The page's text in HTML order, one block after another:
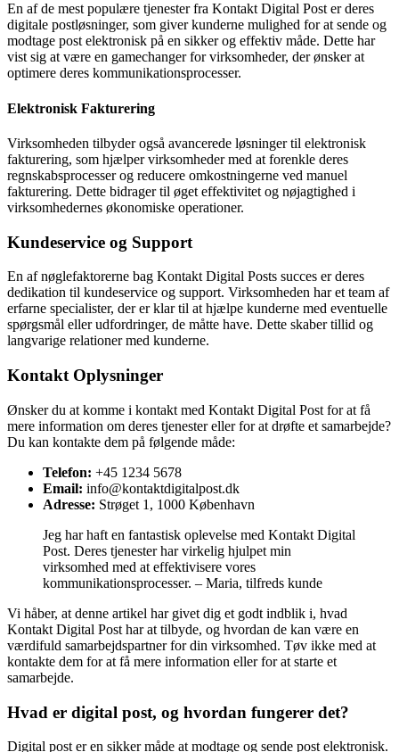
En af de mest populære tjenester fra Kontakt Digital Post er deres
digitale postløsninger, som giver kunderne mulighed for at sende og
modtage post elektronisk på en sikker og effektiv måde. Dette har
vist sig at være en gamechanger for virksomheder, der ønsker at
optimere deres kommunikationsprocesser.
Elektronisk Fakturering
Virksomheden tilbyder også avancerede løsninger til elektronisk
fakturering, som hjælper virksomheder med at forenkle deres
regnskabsprocesser og reducere omkostningerne ved manuel
fakturering. Dette bidrager til øget effektivitet og nøjagtighed i
virksomhedernes økonomiske operationer.
Kundeservice og Support
En af nøglefaktorerne bag Kontakt Digital Posts succes er deres
dedikation til kundeservice og support. Virksomheden har et team af
erfarne specialister, der er klar til at hjælpe kunderne med eventuelle
spørgsmål eller udfordringer, de måtte have. Dette skaber tillid og
langvarige relationer med kunderne.
Kontakt Oplysninger
Ønsker du at komme i kontakt med Kontakt Digital Post for at få
mere information om deres tjenester eller for at drøfte et samarbejde?
Du kan kontakte dem på følgende måde:
Telefon: +45 1234 5678
Email: info@kontaktdigitalpost.dk
Adresse: Strøget 1, 1000 København
Jeg har haft en fantastisk oplevelse med Kontakt Digital
Post. Deres tjenester har virkelig hjulpet min
virksomhed med at effektivisere vores
kommunikationsprocesser. – Maria, tilfreds kunde
Vi håber, at denne artikel har givet dig et godt indblik i, hvad
Kontakt Digital Post har at tilbyde, og hvordan de kan være en
værdifuld samarbejdspartner for din virksomhed. Tøv ikke med at
kontakte dem for at få mere information eller for at starte et
samarbejde.
Hvad er digital post, og hvordan fungerer det?
Digital post er en sikker måde at modtage og sende post elektronisk.